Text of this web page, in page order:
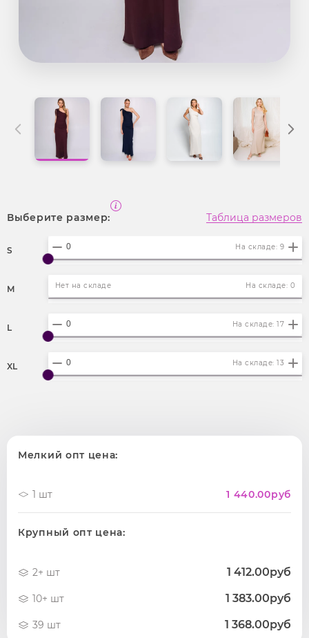
Выберите размер: Таблица размеров
S На складе: 9
M Нет на складе На складе: 0
L На складе: 17
XL На складе: 13
Мелкий опт цена:
1 шт 1 440.00руб
Крупный опт цена:
2+ шт 1 412.00руб
10+ шт 1 383.00руб
39 шт 1 368.00руб